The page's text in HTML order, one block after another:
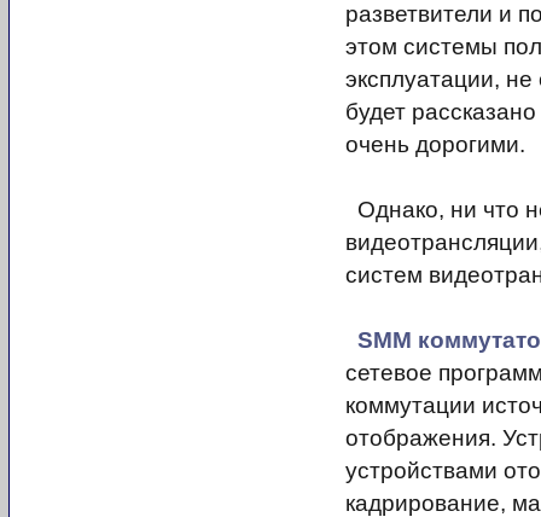
разветвители и
этом системы
эксплуатации,
будет
очень дорогими.
Однако, ни что
систем
SMM
сетевое
коммутации
отображения.
устройствами
кадрирование,